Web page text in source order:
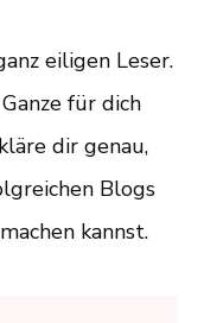
eiligen Leser.
für dich
dir genau,
Blogs
kannst.